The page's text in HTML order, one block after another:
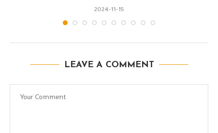
2024-11-15
LEAVE A COMMENT